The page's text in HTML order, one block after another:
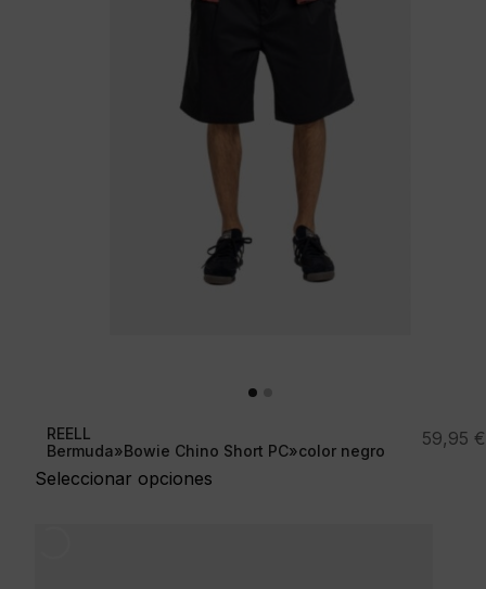
REELL
Bermuda»Bowie Chino Short PC»color negro
Seleccionar opciones
59,95 €